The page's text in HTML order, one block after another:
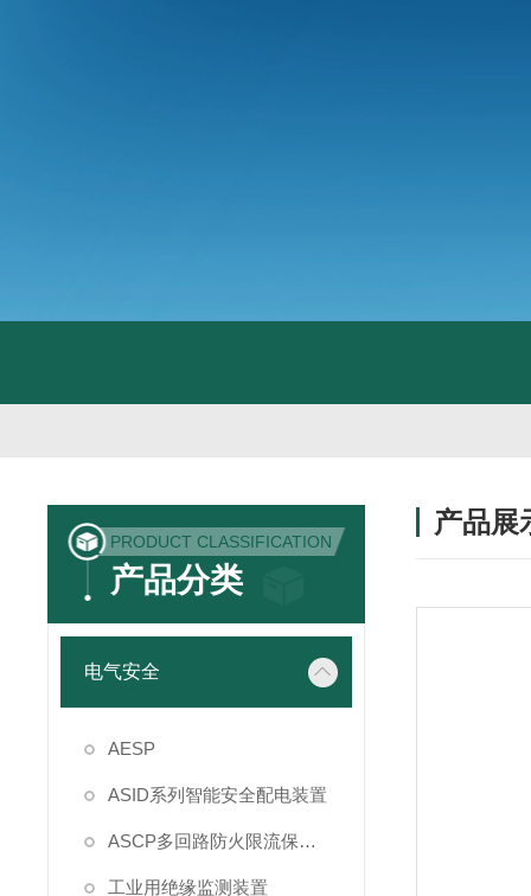
PRODUCT CLASSIFICATION
产品分类
电气安全
AESP
ASID系列智能安全配电装置
ASCP多回路防火限流保护箱
工业用绝缘监测装置
产品展